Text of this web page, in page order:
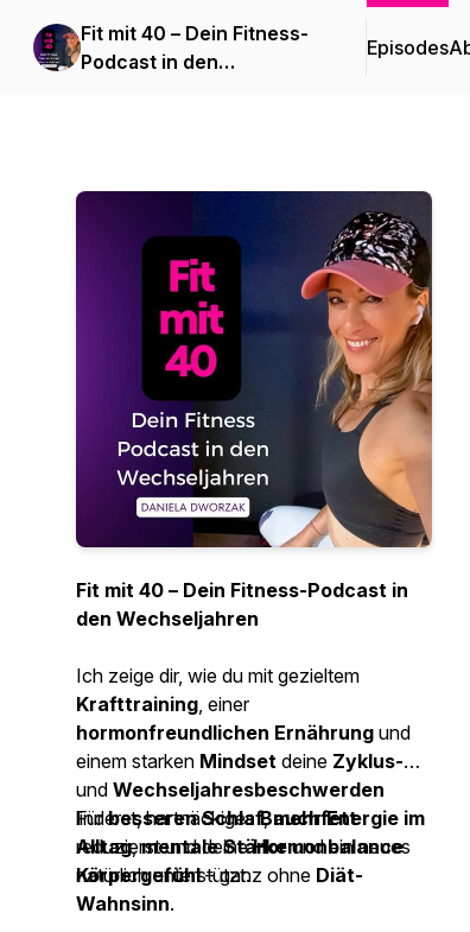
Fit mit 40 – Dein Fitness-
Podcast in den
Episodes
Fit mit 40 – Dein Fitness-Podcast in
den Wechseljahren
Ich zeige dir, wie du mit gezieltem
Krafttraining, einer
hormonfreundlichen Ernährung und
einem starken Mindset deine Zyklus-
und Wechseljahresbeschwerden
linderst, hartnäckigesBauchfett
reduzierst und deineHormonbalance
natürlich unterstützt.
Fürbesseren Schlaf,mehr Energie im
Alltag,mentale Stärkeund ein neues
Körpergefühl– ganz ohne Diät-
Wahnsinn.